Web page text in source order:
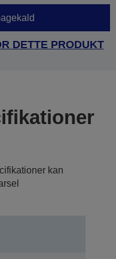
DETTE PRODUKT
kan